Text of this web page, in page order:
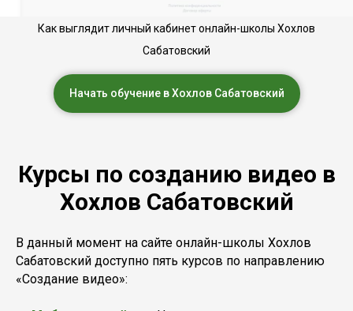
Как выглядит личный кабинет онлайн-школы Хохлов
Сабатовский
Начать обучение в Хохлов Сабатовский
Курсы по созданию видео в
Хохлов Сабатовский
В данный момент на сайте онлайн-школы Хохлов
Сабатовский доступно пять курсов по направлению
«Создание видео»: